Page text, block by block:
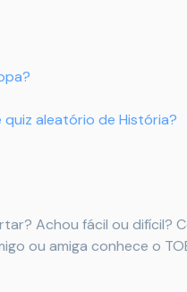
quiz aleatório de História?
Achou fácil ou difícil?
ou amiga conhece o